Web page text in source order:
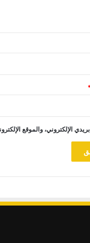
الإلكتروني، والموقع